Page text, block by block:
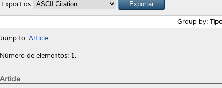
Export as
Group by:
Jump to: Article
Número de elementos: 1.
Article